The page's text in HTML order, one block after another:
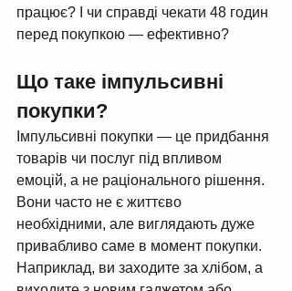
працює? І чи справді чекати 48 годин
перед покупкою — ефективно?
Що таке імпульсивні
покупки?
Імпульсивні покупки — це придбання
товарів чи послуг під впливом
емоцій, а не раціонального рішення.
Вони часто не є життєво
необхідними, але виглядають дуже
привабливо саме в момент покупки.
Наприклад, ви заходите за хлібом, а